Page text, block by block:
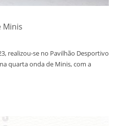
Minis
realizou-se no Pavilhão Desportivo
quarta onda de Minis, com a